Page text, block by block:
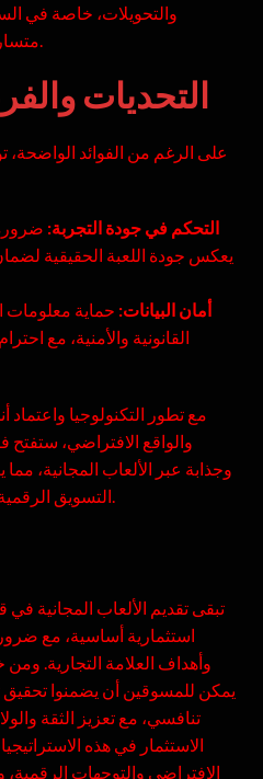
والتحويلات، خاصة في
التحديات
على الرغم من الفوائد الواضحة،
التحكم في جودة التجربة:
يعكس جودة اللعبة الحقيقية
أمان البيانات: حماية معلومات
القانونية والأمنية، مع
مع تطور التكنولوجيا واعتماد
والواقع الافتراضي،
وجذابة عبر الألعاب المجانية،
تبقى تقديم الألعاب المجانية
استثمارية أساسية، مع
وأهداف العلامة التجارية.
تنافسي، مع تعزيز الثقة
الاستثمار في هذه
الافتراضي والتوجهات الرقمية،